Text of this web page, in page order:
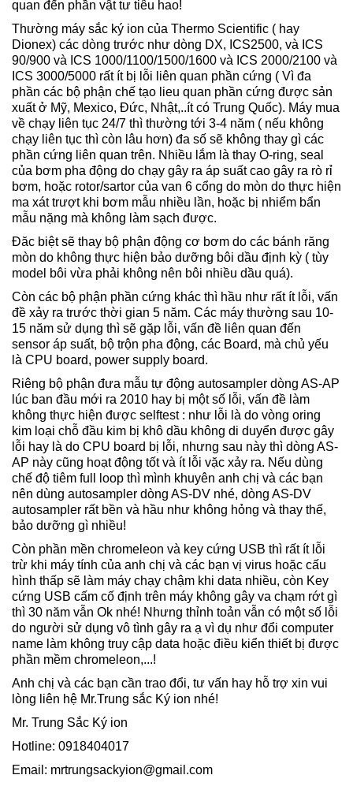
quan đến phần vật tư tiêu hao!
Thường máy sắc ký ion của Thermo Scientific ( hay
Dionex) các dòng trước như dòng DX, ICS2500, và ICS
90/900 và ICS 1000/1100/1500/1600 và ICS 2000/2100 và
ICS 3000/5000 rất ít bị lỗi liên quan phần cứng ( Vì đa
phần các bộ phận chế tạo lieu quan phần cứng được sản
xuất ở Mỹ, Mexico, Đức, Nhật,..ít có Trung Quốc). Máy mua
về chạy liên tục 24/7 thì thường tới 3-4 năm ( nếu không
chạy liên tục thì còn lâu hơn) đa số sẽ không thay gì các
phần cứng liên quan trên. Nhiều lắm là thay O-ring, seal
của bơm pha động do chạy gây ra áp suất cao gây ra rò rỉ
bơm, hoặc rotor/sartor của van 6 cổng do mòn do thực hiện
ma xát trượt khi bơm mẫu nhiều lần, hoặc bị nhiểm bẩn
mẫu nặng mà không làm sạch được.
Đăc biệt sẽ thay bộ phận động cơ bơm do các bánh răng
mòn do không thực hiện bảo dưỡng bôi dầu định kỳ ( tùy
model bôi vừa phải không nên bôi nhiều dầu quá).
Còn các bộ phận phần cứng khác thì hầu như rất ít lỗi, vấn
đề xảy ra trước thời gian 5 năm. Các máy thường sau 10-
15 năm sử dụng thì sẽ gặp lỗi, vấn đề liên quan đến
sensor áp suất, bộ trộn pha động, các Board, mà chủ yếu
là CPU board, power supply board.
Riêng bộ phận đưa mẫu tự động autosampler dòng AS-AP
lúc ban đầu mới ra 2010 hay bị một số lỗi, vấn đề làm
không thực hiện được selftest : như lỗi là do vòng oring
kim loại chỗ đầu kim bị khô dầu không di duyển được gây
lỗi hay là do CPU board bị lỗi, nhưng sau này thì dòng AS-
AP này cũng hoạt động tốt và ít lỗi vặc xảy ra. Nếu dùng
chế độ tiêm full loop thì mình khuyên anh chị và các bạn
nên dùng autosampler dòng AS-DV nhé, dòng AS-DV
autosampler rất bền và hầu như không hỏng và thay thế,
bảo dưỡng gì nhiều!
Còn phần mền chromeleon và key cứng USB thì rất ít lỗi
trừ khi máy tính của anh chị và các bạn vị virus hoặc cấu
hình thấp sẽ làm máy chạy chậm khi data nhiều, còn Key
cứng USB cấm cố định trên máy không gây va chạm rớt gì
thì 30 năm vẫn Ok nhé! Nhưng thỉnh toản vẫn có một số lỗi
do người sử dụng vô tình gây ra ạ vì dụ như đổi computer
name làm không truy cập data hoặc điều kiển thiết bị được
phần mềm chromeleon,...!
Anh chị và các bạn cần trao đổi, tư vấn hay hỗ trợ xin vui
lòng liên hệ Mr.Trung sắc Ký ion nhé!
Mr. Trung Sắc Ký ion
Hotline: 0918404017
Email: mrtrungsackyion@gmail.com